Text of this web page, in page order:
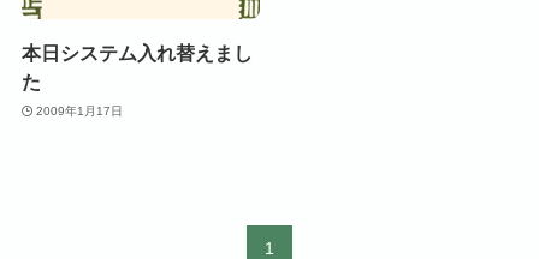
本日システム入れ替えまし
た
2009年1月17日
1